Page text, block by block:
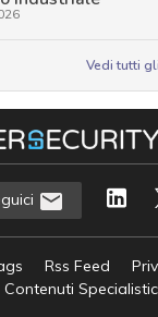
Vedi tutti
Rss Feed